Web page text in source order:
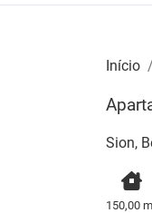
Início
Sion,
150,00